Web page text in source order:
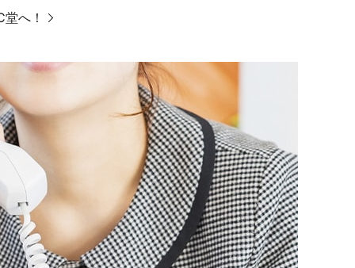
へ！